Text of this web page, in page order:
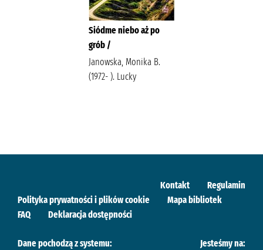
Siódme niebo aż po
grób /
Janowska, Monika B.
(1972- ). Lucky
Kontakt
Regulamin
Polityka prywatności i plików cookie
Mapa bibliotek
FAQ
Deklaracja dostępności
Dane pochodzą z systemu: Jesteśmy na: